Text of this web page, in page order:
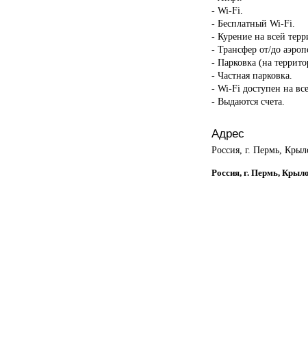
- Wi-Fi.
- Бесплатный Wi-Fi.
- Курение на всей
- Трансфер от/до
- Парковка (на
- Частная парковка.
- Wi-Fi доступен на
- Выдаются счета.
Адрес
Россия, г. Пермь,
Россия, г. Пермь,